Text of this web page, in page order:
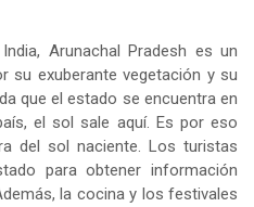
Arunachal Pradesh es un
su exuberante vegetación y su
que el estado se encuentra en
el sol sale aquí. Es por eso
del sol naciente. Los turistas
para obtener información
la cocina y los festivales